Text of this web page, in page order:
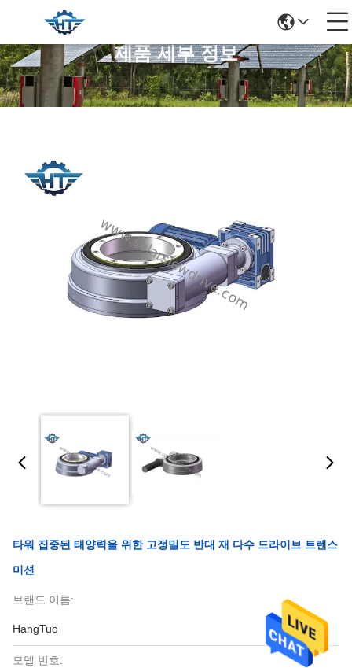
제품 세부 정보
타워 집중된 태양력을 위한 고정밀도 반대 재 다수 드라이브 트렌스
미션
브랜드 이름:
HangTuo
모델 번호: